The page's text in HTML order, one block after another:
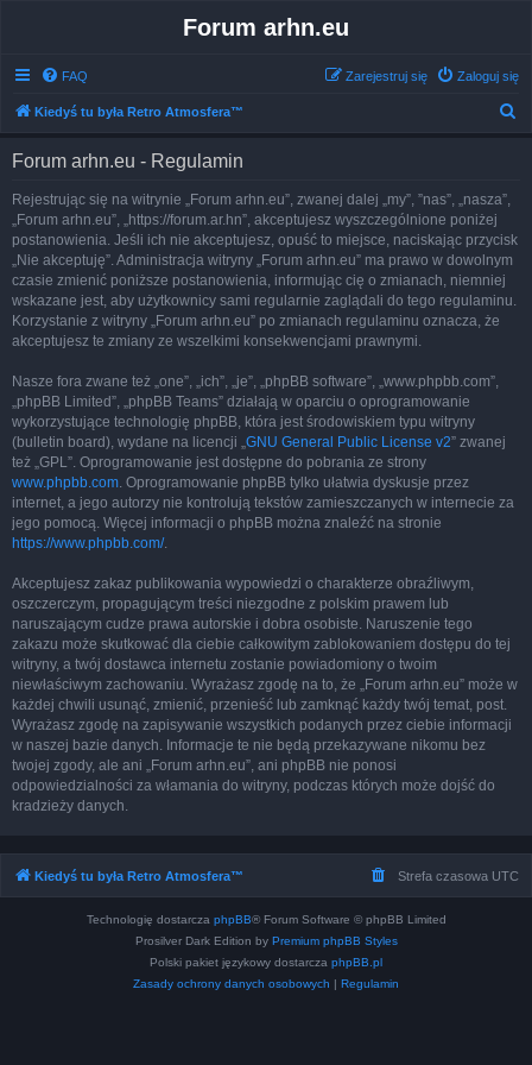
Forum arhn.eu
FAQ Zaloguj się
Zarejestruj się
Kiedyś tu była Retro Atmosfera™
Forum arhn.eu - Regulamin
Rejestrując się na witrynie „Forum arhn.eu”, zwanej dalej „my”, ”nas”, „nasza”,
„Forum arhn.eu”, „https://forum.ar.hn”, akceptujesz wyszczególnione poniżej
postanowienia. Jeśli ich nie akceptujesz, opuść to miejsce, naciskając przycisk
„Nie akceptuję”. Administracja witryny „Forum arhn.eu” ma prawo w dowolnym
czasie zmienić poniższe postanowienia, informując cię o zmianach, niemniej
wskazane jest, aby użytkownicy sami regularnie zaglądali do tego regulaminu.
Korzystanie z witryny „Forum arhn.eu” po zmianach regulaminu oznacza, że
akceptujesz te zmiany ze wszelkimi konsekwencjami prawnymi.
Nasze fora zwane też „one”, „ich”, „je”, „phpBB software”, „www.phpbb.com”,
„phpBB Limited”, „phpBB Teams” działają w oparciu o oprogramowanie
wykorzystujące technologię phpBB, która jest środowiskiem typu witryny
(bulletin board), wydane na licencji „GNU General Public License v2” zwanej
też „GPL”. Oprogramowanie jest dostępne do pobrania ze strony
www.phpbb.com. Oprogramowanie phpBB tylko ułatwia dyskusje przez
internet, a jego autorzy nie kontrolują tekstów zamieszczanych w internecie za
jego pomocą. Więcej informacji o phpBB można znaleźć na stronie
https://www.phpbb.com/.
Akceptujesz zakaz publikowania wypowiedzi o charakterze obraźliwym,
oszczerczym, propagującym treści niezgodne z polskim prawem lub
naruszającym cudze prawa autorskie i dobra osobiste. Naruszenie tego
zakazu może skutkować dla ciebie całkowitym zablokowaniem dostępu do tej
witryny, a twój dostawca internetu zostanie powiadomiony o twoim
niewłaściwym zachowaniu. Wyrażasz zgodę na to, że „Forum arhn.eu” może w
każdej chwili usunąć, zmienić, przenieść lub zamknąć każdy twój temat, post.
Wyrażasz zgodę na zapisywanie wszystkich podanych przez ciebie informacji
w naszej bazie danych. Informacje te nie będą przekazywane nikomu bez
twojej zgody, ale ani „Forum arhn.eu”, ani phpBB nie ponosi
odpowiedzialności za włamania do witryny, podczas których może dojść do
kradzieży danych.
Kiedyś tu była Retro Atmosfera™ Strefa czasowa UTC
Technologię dostarcza phpBB® Forum Software © phpBB Limited
Prosilver Dark Edition by Premium phpBB Styles
Polski pakiet językowy dostarcza phpBB.pl
Zasady ochrony danych osobowych | Regulamin